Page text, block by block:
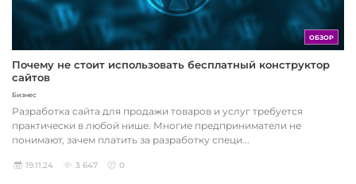
ОБЗОР
Почему не стоит использовать бесплатный конструктор
сайтов
Бизнес
Разработка сайта для продажи товаров и услуг требуется
практически в любой нише. Многие предприниматели не
понимают, зачем платить за разработку специ...
19.11.24 3 647 0